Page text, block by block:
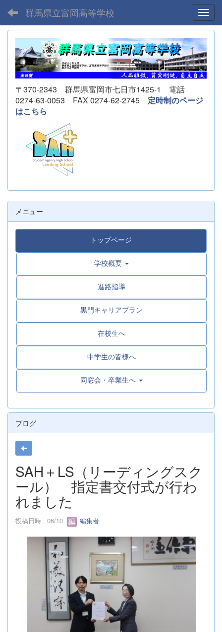
群馬県立富岡高等学校
〒370-2343 群馬県富岡市七日市1425-1 電話
0274-63-0053 FAX 0274-62-2745 定時制のページ
はこちら
メニュー
トップページ
学校概要
進路指導
黒門キャリアプラン
在校生へ
中学生の皆様へ
同窓会・卒業生へ
ブログ
SAH＋LS（リーディングスク
ール） 指定書交付式が行わ
れました
投稿日時 : 06/10 編集者